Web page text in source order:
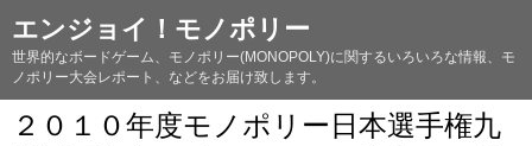
エンジョイ！モノポリー
世界的なボードゲーム、モノポリー(MONOPOLY)に関するいろいろな情報、モ
ノポリー大会レポート、などをお届け致します。
２０１０年度モノポリー日本選手権九